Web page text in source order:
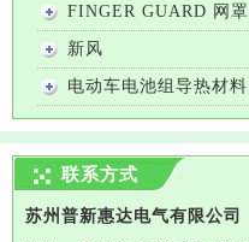
FINGER GUARD 网罩
新风
电动车电池组导热材料
联系方式
苏州普新惠达电气有限公司